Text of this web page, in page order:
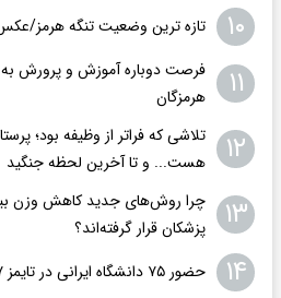
۱۰ تازه ترین وضعیت تنگه هرمز/
۱۱
فرصت دوباره آموزش و پرورش به
هرمزگان
۱۲
تلاشی که فراتر از وظیفه بود؛
هست... و تا آخرین لحظه جنگید
۱۳
چرا روش‌های جدید کاهش وزن
پزشکان قرار گرفته‌اند؟
۱۴ حضور ۷۵ دانشگاه ایرانی در تایمز ۲۰۲۷؛ اعلام زودهنگام آمار ایران